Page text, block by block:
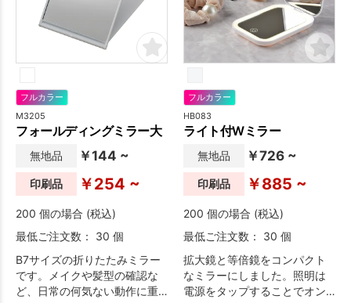
フルカラー
M3205
フォールディングミラー大
無地品 ￥144 ~
印刷品 ￥254 ~
200 個の場合 (税込)
最低ご注文数： 30 個
B7サイズの折りたたみミラー
です。メイクや髪型の確認な
ど、日常の何気ない動作に重
フルカラー
HB083
ライト付Wミラー
無地品 ￥726 ~
印刷品 ￥885 ~
200 個の場合 (税込)
最低ご注文数： 30 個
拡大鏡と等倍鏡をコンパクト
なミラーにしました。照明は
電源をタップすることでオン